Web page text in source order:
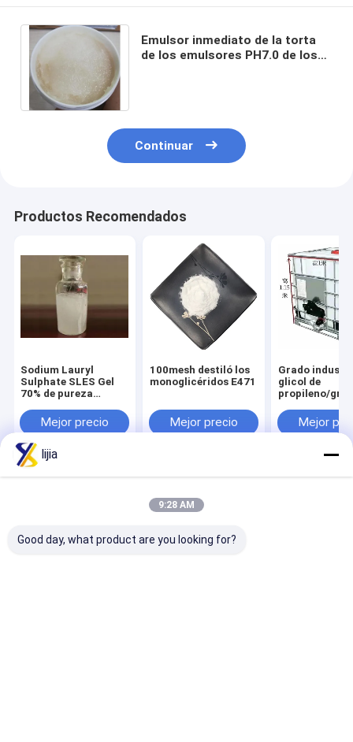
Emulsor inmediato de la torta
de los emulsores PH7.0 de los
Continuar
Productos Recomendados
Sodium Lauryl
Sulphate SLES Gel
70% de pureza
primaMejor precio
100mesh destiló los
monoglicéridos E471
Mejor precio
Grado
glicol de
propileno/
Mejor
Inicio
Mapa del
Contactar
Desktop
Mapa del Sitio
Privacy Policy
ANHUI EBUY INTERNATIONAL CO., LTD. All Rights Reserved.
lijia
9:28 AM
Good day, what product are you looking for?